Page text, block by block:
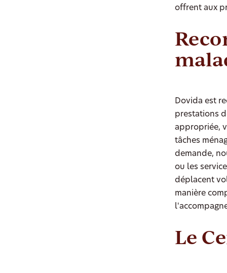
offrent aux
Dovida est
prestations
appropriée,
tâches
demande,
ou les
déplacent
manière
Le